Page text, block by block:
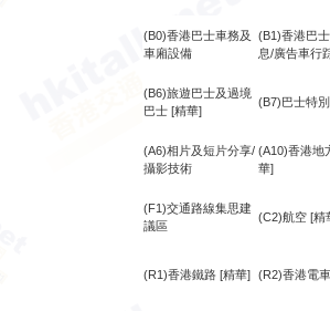
(B0)香港巴士車務及
車廂設備
(B1)香港巴
息/廣告車行
(B6)旅遊巴士及過境
巴士 [精華]
(B7)巴士特
(A6)相片及短片分享/
攝影技術
(A10)香港地
華]
(F1)交通路線集思建
議區
(C2)航空 [精
(R1)香港鐵路 [精華] (R2)香港電車